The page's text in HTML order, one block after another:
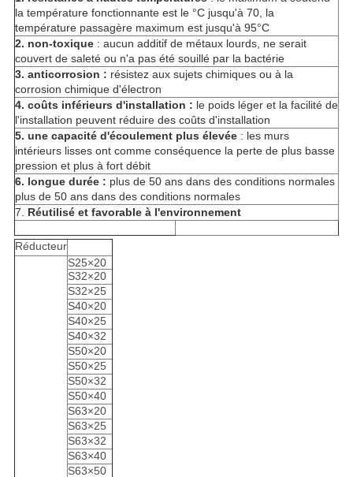
la température fonctionnante est le °C jusqu'à 70, la
température passagère maximum est jusqu'à 95°C
2. non-toxique: aucun additif de métaux lourds, ne serait
couvert de saleté ou n'a pas été souillé par la bactérie
3. anticorrosion : résistez aux sujets chimiques ou à la
corrosion chimique d'électron
4. coûts inférieurs d'installation : le poids léger et la facilité de
l'installation peuvent réduire des coûts d'installation
5. une capacité d'écoulement plus élevée: les murs
intérieurs lisses ont comme conséquence la perte de plus basse
pression et plus à fort débit
6. longue durée : plus de 50 ans dans des conditions normales
plus de 50 ans dans des conditions normales
7. Réutilisé et favorable à l'environnement
Réducteur
S25×20
S32×20
S32×25
S40×20
S40×25
S40×32
S50×20
S50×25
S50×32
S50×40
S63×20
S63×25
S63×32
S63×40
S63×50